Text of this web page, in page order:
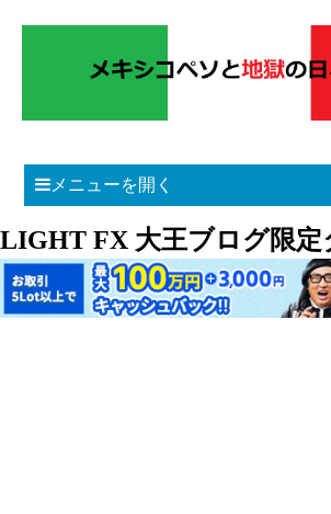
メニューを開く
LIGHT FX 大王ブログ限定